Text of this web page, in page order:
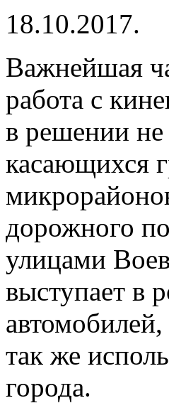
18.10.2017.
Важнейшая
работа с
в решении
касающихся
дорожного
улицами
выступает в
так же
города.